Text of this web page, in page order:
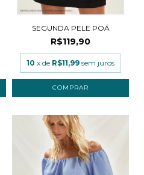
SEGUNDA PELE POÁ
R$119,90
10 x de R$11,99 sem juros
COMPRAR